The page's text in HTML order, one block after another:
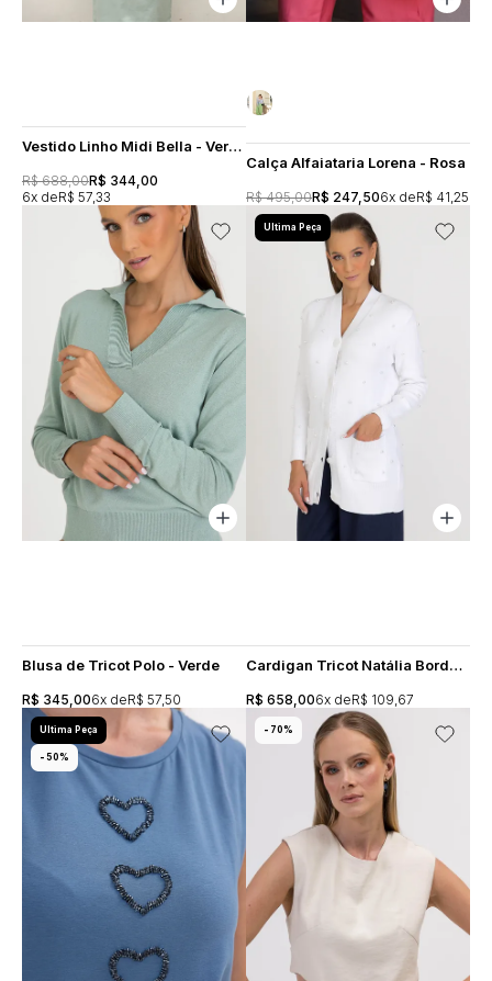
Vestido Linho Midi Bella - Verde Menta
R$ 688,00R$ 344,00
6x
R$ 57,33
Calça Alfaiataria Lorena - Rosa
R$ 495,00R$ 247,506x R$ 41,25
Blusa de Tricot Polo - Verde
R$ 345,006x R$ 57,50
Ultima Peça
Cardigan Tricot Natália Bordado Perólas - Branco
R$ 658,006x R$ 109,67
50%
Ultima Peça 70%